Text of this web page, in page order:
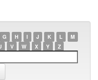
G H I J K L
M
V W X Y Z